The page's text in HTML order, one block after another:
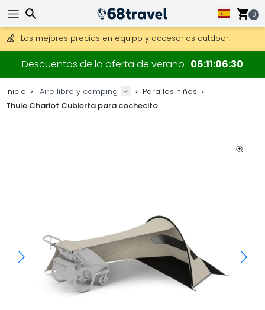
0
Envío DHL 1 día disponible.
30 días para devoluciones, 90 días para mapas de madera
Los mejores precios en equipo y accesorios outdoor.
Descuentos de la oferta de verano 06 11 06 30
Inicio Aire libre y camping
Para los niños
Thule Chariot Cubierta para cochecito
Buscar